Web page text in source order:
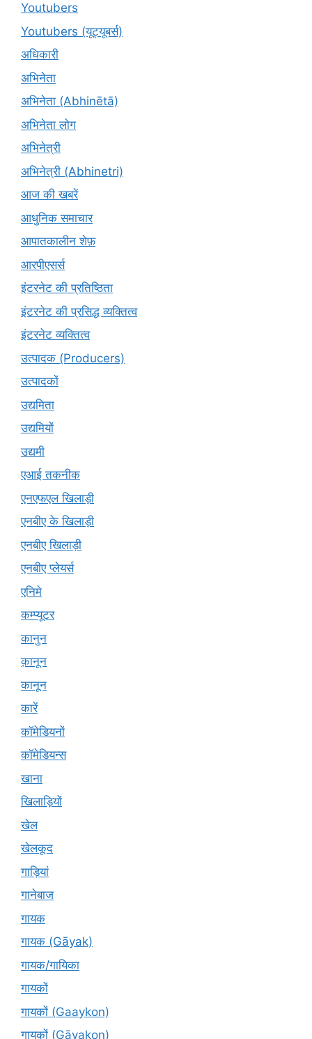
Youtubers
Youtubers (यूट्यूबर्स)
अधिकारी
अभिनेता
अभिनेता (Abhinētā)
अभिनेता लोग
अभिनेत्री
अभिनेत्री (Abhinetri)
आज की खबरें
आधुनिक समाचार
आपातकालीन शेफ़
आरपीएसर्स
इंटरनेट की प्रतिष्ठिता
इंटरनेट की प्रसिद्ध व्यक्तित्व
इंटरनेट व्यक्तित्व
उत्पादक (Producers)
उत्पादकों
उद्यमिता
उद्यमियों
उद्यमी
एआई तकनीक
एनएफएल खिलाड़ी
एनबीए के खिलाड़ी
एनबीए खिलाड़ी
एनबीए प्लेयर्स
एनिमे
कम्प्यूटर
कानुन
क़ानून
कानून
कारें
कॉमेडियनों
कॉमेडियन्स
खाना
खिलाड़ियों
खेल
खेलकूद
गाड़ियां
गानेबाज
गायक
गायक (Gāyak)
गायक/गायिका
गायकों
गायकों (Gaaykon)
गायकों (Gāyakon)